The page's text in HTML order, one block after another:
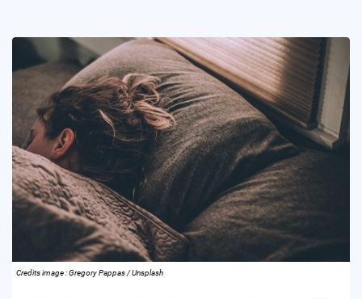
Credits image : Gregory Pappas / Unsplash